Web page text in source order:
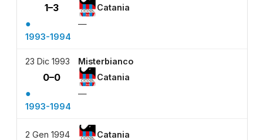
1–3 Catania
●
—
1993-1994
23 Dic 1993 Misterbianco
0–0 Catania
●
—
1993-1994
2 Gen 1994 Catania